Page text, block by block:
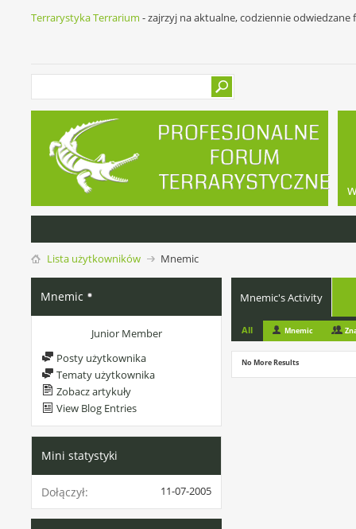
Terrarystyka Terrarium - zajrzyj na aktualne, codziennie
Lista użytkowników Mnemic
Mnemic
Junior Member
Posty użytkownika
Tematy użytkownika
Zobacz artykuły
View Blog Entries
Mini statystyki
Dołączył 11-07-2005
Mnemic's Activity
All Mnemic
No More Results